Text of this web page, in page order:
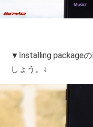
▼Installing package
しょう。↓